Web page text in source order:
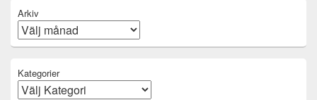
Arkiv
Kategorier